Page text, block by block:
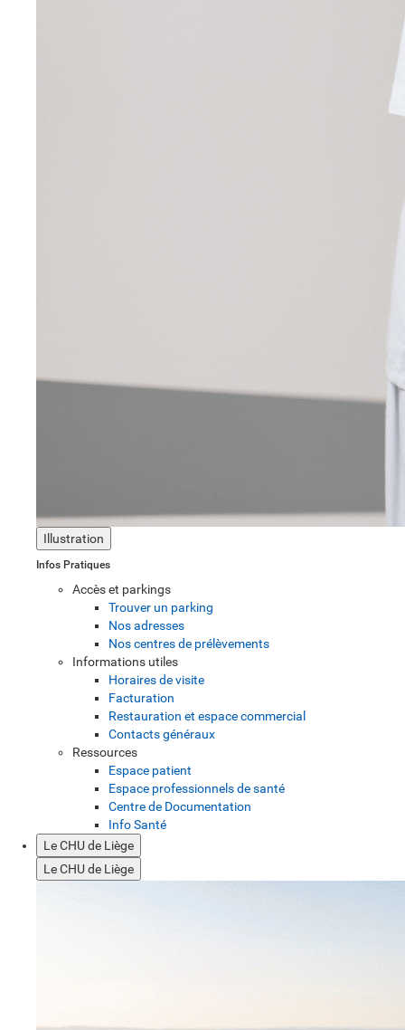
Illustration
Infos Pratiques
Accès et parkings
Trouver un parking
Nos adresses
Nos centres de prélèvements
Informations utiles
Horaires de visite
Facturation
Restauration et espace commercial
Contacts généraux
Ressources
Espace patient
Espace professionnels de santé
Centre de Documentation
Info Santé
Le CHU de Liège
Le CHU de Liège